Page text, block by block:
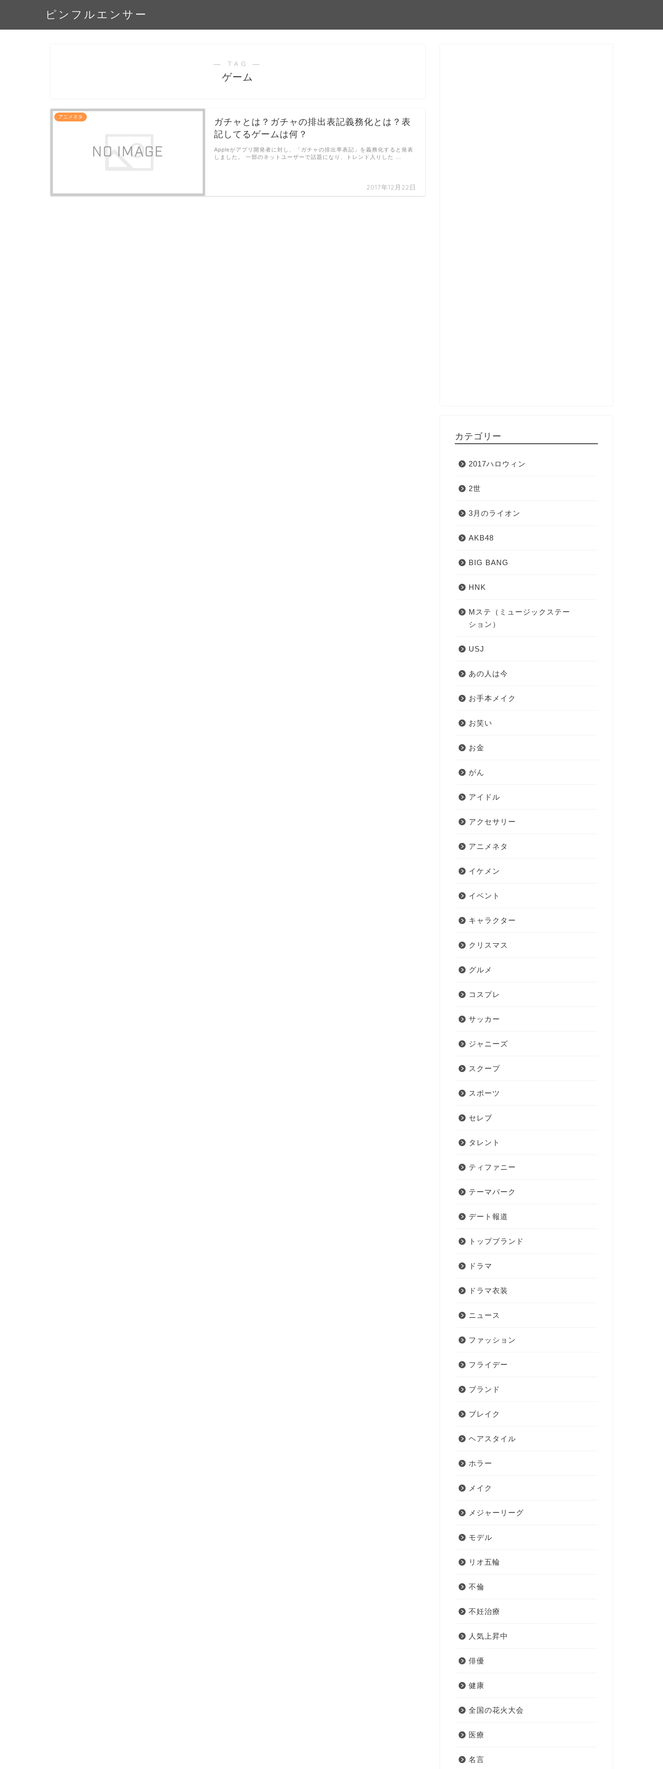
ピンフルエンサー
― TAG ―
ゲーム
アニメネタ
ガチャとは？ガチャの排出表記義務化とは？表
記してるゲームは何？
2017年12月22日
Appleがアプリ開発者に対し、「ガチャの排出率表記」を義務化すると発表
しました。 一部のネットユーザーで話題になり、トレンド入りした …
カテゴリー
2017ハロウィン
2世
3月のライオン
AKB48
BIG BANG
HNK
Mステ（ミュージックステー
ション）
USJ
あの人は今
お手本メイク
お笑い
お金
がん
アイドル
アクセサリー
アニメネタ
イケメン
イベント
キャラクター
クリスマス
グルメ
コスプレ
サッカー
ジャニーズ
スクープ
スポーツ
セレブ
タレント
ティファニー
テーマパーク
デート報道
トップブランド
ドラマ
ドラマ衣装
ニュース
ファッション
フライデー
ブランド
ブレイク
ヘアスタイル
ホラー
メイク
メジャーリーグ
モデル
リオ五輪
不倫
不妊治療
人気上昇中
俳優
健康
全国の花火大会
医療
名言